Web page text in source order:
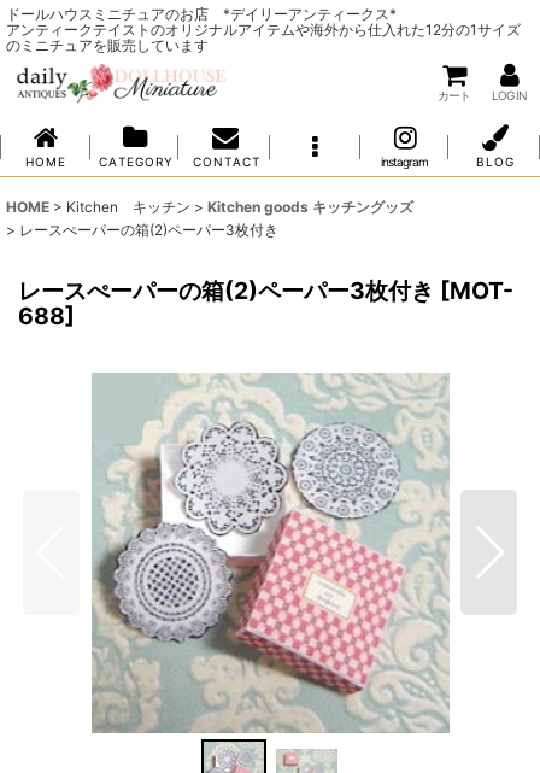
ドールハウスミニチュアのお店 *デイリーアンティークス*
アンティークテイストのオリジナルアイテムや海外から仕入れた12分の1サイズ
のミニチュアを販売しています
カート LOG IN
H O M E C A T E G O R Y C O N T A C T instagram B L O G
HOME > Kitchen キッチン > Kitchen goods キッチングッズ
> レースぺーパーの箱(2)ペーパー3枚付き
レースぺーパーの箱(2)ペーパー3枚付き [MOT-
688]